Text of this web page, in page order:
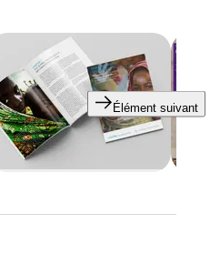
flyers, brochures,
Élément suivant